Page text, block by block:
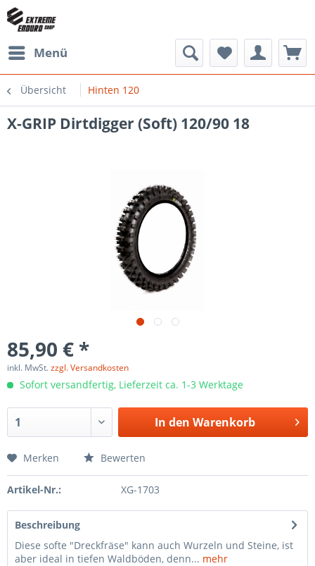
Menü
Übersicht Hinten 120
X-GRIP Dirtdigger (Soft) 120/90 18
85,90 € *
inkl. MwSt.zzgl. Versandkosten
Sofort versandfertig, Lieferzeit ca. 1-3 Werktage
In den Warenkorb
Merken Bewerten
Artikel-Nr.: XG-1703
Beschreibung
Diese softe "Dreckfräse" kann auch Wurzeln und Steine, ist
aber ideal in tiefen Waldböden, denn... mehr